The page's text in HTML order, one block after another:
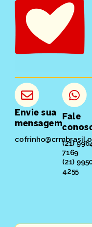
Envie sua
mensagem
Fale
(21)
7169
(21)
4255